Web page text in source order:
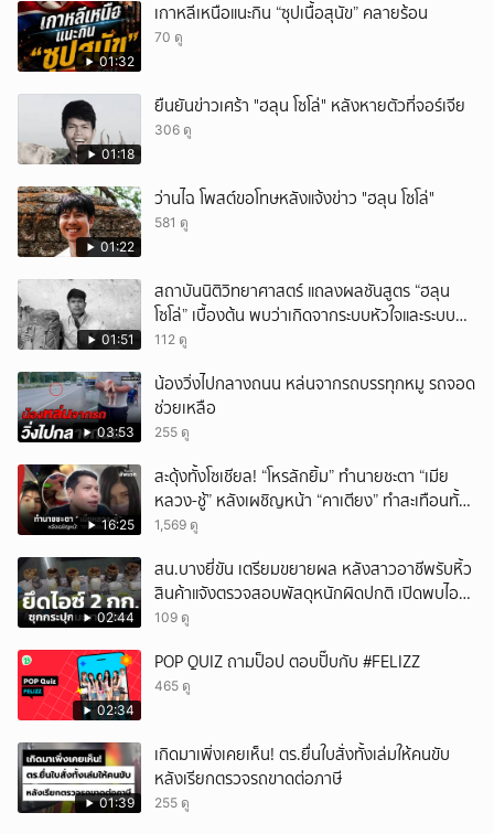
01:32
เกาหลีเหนือแนะกิน “ซุปเนื้อสุนัข” คลายร้อน
70 ดู
01:18
ยืนยันข่าวเศร้า "ฮลุน โซโล่" หลังหายตัวที่จอร์เจีย
306 ดู
01:22
ว่านไฉ โพสต์ขอโทษหลังแจ้งข่าว "ฮลุน โซโล่"
581 ดู
01:51
สถาบันนิติวิทยาศาสตร์ แถลงผลชันสูตร “ฮลุน
โซโล่” เบื้องต้น พบว่าเกิดจากระบบหัวใจและระบบ
ไหลเวียนโลหิตล้มเหลว
112 ดู
03:53
น้องวิ่งไปกลางถนน หล่นจากรถบรรทุกหมู รถจอด
ช่วยเหลือ
255 ดู
16:25
สะดุ้งทั้งโซเชียล! “โหรลักยิ้ม” ทำนายชะตา “เมีย
หลวง-ชู้” หลังเผชิญหน้า “คาเตียง” ทำสะเทือนทั้ง
ประเทศ
1,569 ดู
02:44
สน.บางยี่ขัน เตรียมขยายผล หลังสาวอาชีพรับหิ้ว
สินค้าแจังตรวจสอบพัสดุหนักผิดปกติ เปิดพบไอซ์
ซุกอยู่ 2 กก.
109 ดู
02:34
POP QUIZ ถามป็อป ตอบปั๊บกับ #FELIZZ
465 ดู
01:39
เกิดมาเพิ่งเคยเห็น! ตร.ยื่นใบสั่งทั้งเล่มให้คนขับ
หลังเรียกตรวจรถขาดต่อภาษี
255 ดู